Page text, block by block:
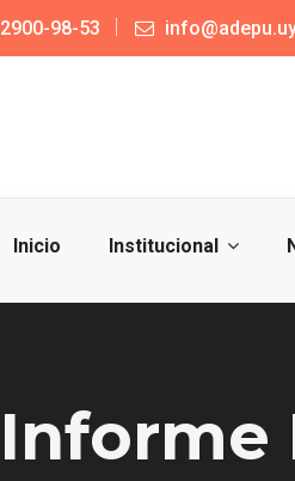
2900-98-53
Inicio Institucional
Informe